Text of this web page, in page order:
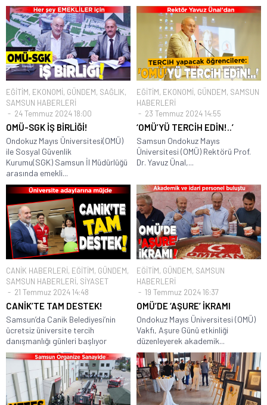
EĞİTİM, EKONOMİ, GÜNDEM, SAĞLIK,
SAMSUN HABERLERİ
24 Temmuz 2024 18:00
OMÜ-SGK İŞ BİRLİĞİ!
Ondokuz Mayıs Üniversitesi(OMÜ)
ile Sosyal Güvenlik
Kurumu(SGK) Samsun İl Müdürlüğü
arasında emekli...
EĞİTİM, EKONOMİ, GÜNDEM, SAMSUN
HABERLERİ
23 Temmuz 2024 14:55
‘OMÜ’YÜ TERCİH EDİN!..’
Samsun Ondokuz Mayıs
Üniversitesi (OMÜ) Rektörü Prof.
Dr. Yavuz Ünal,...
CANİK HABERLERİ, EĞİTİM, GÜNDEM,
SAMSUN HABERLERİ, SİYASET
21 Temmuz 2024 14:48
CANİK’TE TAM DESTEK!
Samsun’da Canik Belediyesi’nin
ücretsiz üniversite tercih
danışmanlığı günleri başlıyor
EĞİTİM, GÜNDEM, SAMSUN
HABERLERİ
19 Temmuz 2024 16:37
OMÜ’DE ‘AŞURE’ İKRAMI
Ondokuz Mayıs Üniversitesi (OMÜ)
Vakfı, Aşure Günü etkinliği
düzenleyerek akademik...